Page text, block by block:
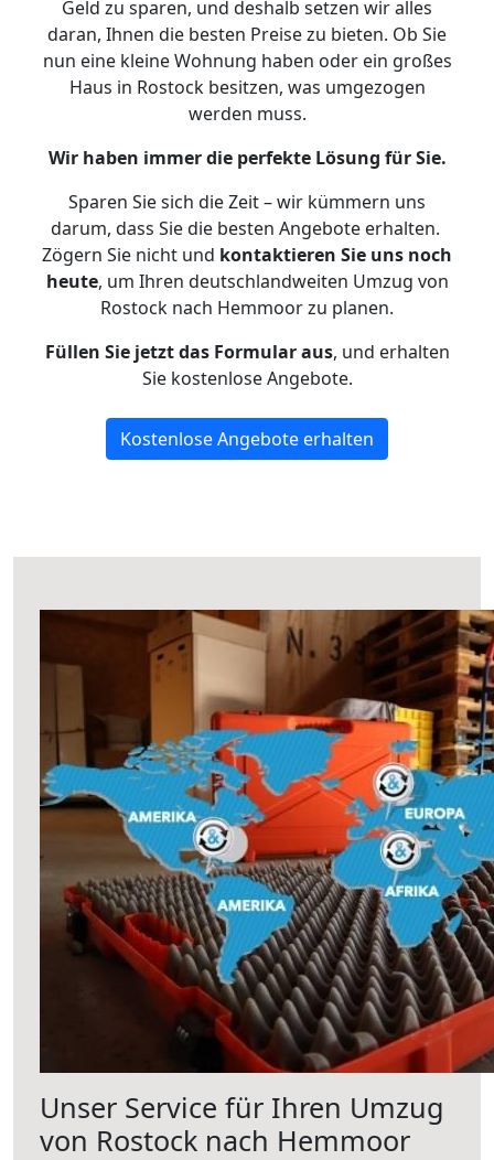
Geld zu sparen, und deshalb setzen wir alles
daran, Ihnen die besten Preise zu bieten. Ob Sie
nun eine kleine Wohnung haben oder ein großes
Haus in Rostock besitzen, was umgezogen
werden muss.
Wir haben immer die perfekte Lösung für Sie.
Sparen Sie sich die Zeit – wir kümmern uns
darum, dass Sie die besten Angebote erhalten.
Zögern Sie nicht und kontaktieren Sie uns noch
heute, um Ihren deutschlandweiten Umzug von
Rostock nach Hemmoor zu planen.
Füllen Sie jetzt das Formular aus, und erhalten
Sie kostenlose Angebote.
Kostenlose Angebote erhalten
Unser Service für Ihren Umzug
von Rostock nach Hemmoor